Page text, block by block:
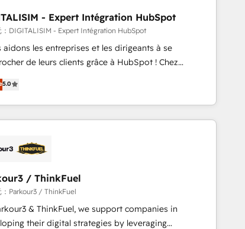
services using HubSpot Why us? - SIX
Accreditations - awarded by HubSpot after a
process for CRM, Solutions Architecture,
, Data Migration, Custom Integration & Platform
of partners worldwide -In-house team of 25+
more from your
- Expert Intégration HubSpot
：DIGITALISIM - Expert Intégration HubSpot
aidons les entreprises et les dirigeants à se
de leurs clients grâce à HubSpot ! Chez
nous avons l'intime conviction que la réussite
passe par l’innovation web, le marketing
et la relation client ! C'est pourquoi, nos experts sont
capables de gérer votre projet de création de site
et l'intégration d'HubSpot ! Les grandes phases
et intégration des bases de données. 🚀
des interfaces avec vos logiciels métiers ⚙️
de la plateforme HubSpot 📈 Configuration
et tableaux de bord 🤝 Book Process &
5.0
/ ThinkFuel
：Parkour3 / ThinkFuel
& ThinkFuel, we support companies in
their digital strategies by leveraging